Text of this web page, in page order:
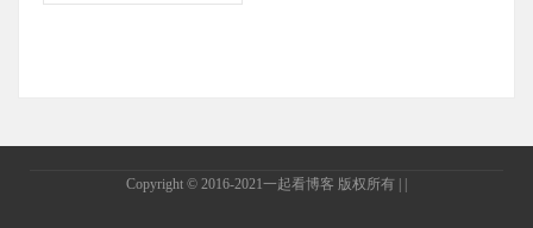
Copyright © 2016-2021一起看博客 版权所有 | |